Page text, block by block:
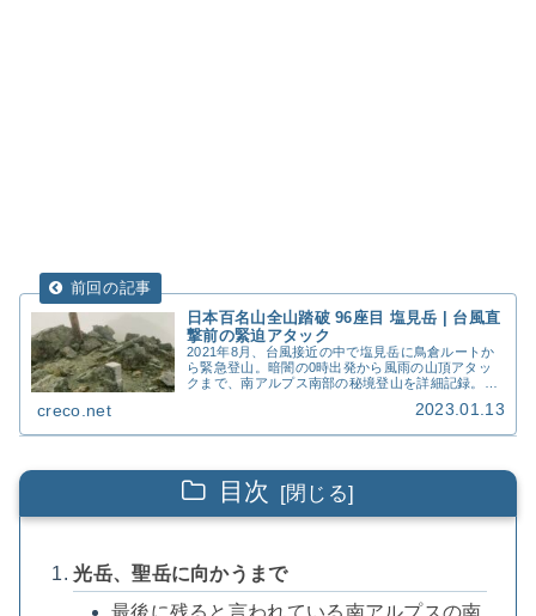
日本百名山全山踏破 96座目 塩見岳 | 台風直
撃前の緊迫アタック
2021年8月、台風接近の中で塩見岳に鳥倉ルートか
ら緊急登山。暗闇の0時出発から風雨の山頂アタッ
クまで、南アルプス南部の秘境登山を詳細記録。ア
creco.net 2023.01.13
目次
光岳、聖岳に向かうまで
最後に残ると言われている南アルプスの南